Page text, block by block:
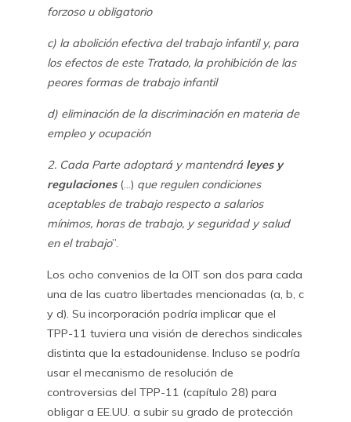
forzoso u obligatorio
c) la abolición efectiva del trabajo infantil y, para
los efectos de este Tratado, la prohibición de las
peores formas de trabajo infantil
d) eliminación de la discriminación en materia de
empleo y ocupación
2. Cada Parte adoptará y mantendrá leyes y
regulaciones (…) que regulen condiciones
aceptables de trabajo respecto a salarios
mínimos, horas de trabajo, y seguridad y salud
en el trabajo”.
Los ocho convenios de la OIT son dos para cada
una de las cuatro libertades mencionadas (a, b, c
y d). Su incorporación podría implicar que el
TPP-11 tuviera una visión de derechos sindicales
distinta que la estadounidense. Incluso se podría
usar el mecanismo de resolución de
controversias del TPP-11 (capítulo 28) para
obligar a EE.UU. a subir su grado de protección